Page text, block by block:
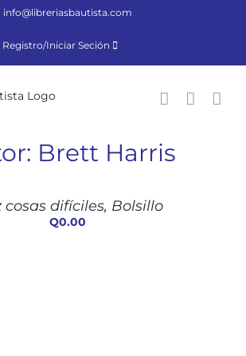
info@libreriasbautista.com
Registro/Iniciar Seción
Brett Harris
cosas difíciles, Bolsillo
Q0.00